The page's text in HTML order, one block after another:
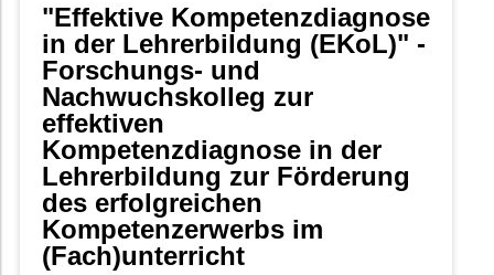
"Effektive Kompetenzdiagnose
in der Lehrerbildung (EKoL)" -
Forschungs- und
Nachwuchskolleg zur
effektiven
Kompetenzdiagnose in der
Lehrerbildung zur Förderung
des erfolgreichen
Kompetenzerwerbs im
(Fach)unterricht